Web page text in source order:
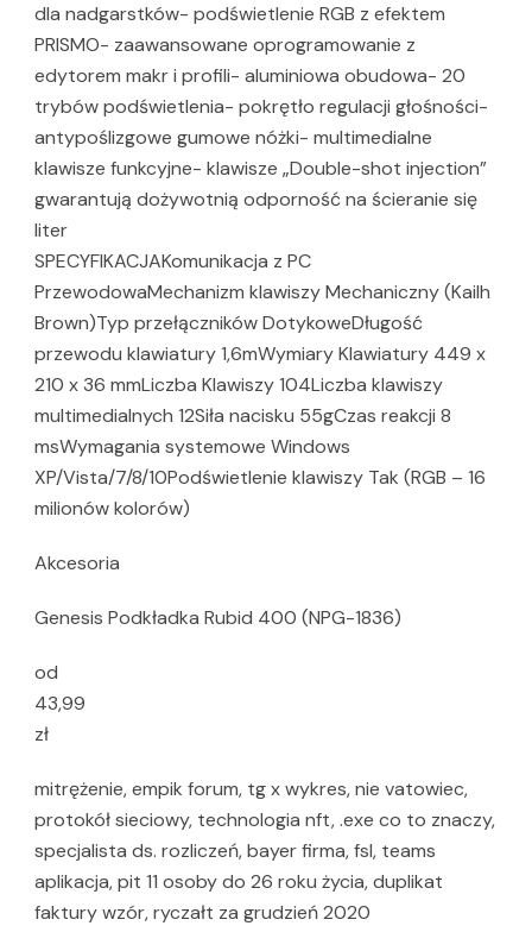
dla nadgarstków- podświetlenie RGB z efektem
PRISMO- zaawansowane oprogramowanie z
edytorem makr i profili- aluminiowa obudowa- 20
trybów podświetlenia- pokrętło regulacji głośności-
antypoślizgowe gumowe nóżki- multimedialne
klawisze funkcyjne- klawisze „Double-shot injection”
gwarantują dożywotnią odporność na ścieranie się
liter
SPECYFIKACJAKomunikacja z PC
PrzewodowaMechanizm klawiszy Mechaniczny (Kailh
Brown)Typ przełączników DotykoweDługość
przewodu klawiatury 1,6mWymiary Klawiatury 449 x
210 x 36 mmLiczba Klawiszy 104Liczba klawiszy
multimedialnych 12Siła nacisku 55gCzas reakcji 8
msWymagania systemowe Windows
XP/Vista/7/8/10Podświetlenie klawiszy Tak (RGB – 16
milionów kolorów)
Akcesoria
Genesis Podkładka Rubid 400 (NPG-1836)
od
43,99
zł
mitrężenie, empik forum, tg x wykres, nie vatowiec,
protokół sieciowy, technologia nft, .exe co to znaczy,
specjalista ds. rozliczeń, bayer firma, fsl, teams
aplikacja, pit 11 osoby do 26 roku życia, duplikat
faktury wzór, ryczałt za grudzień 2020